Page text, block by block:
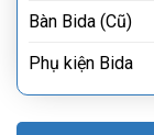
Bàn Bida (Cũ)
Phụ kiện Bida